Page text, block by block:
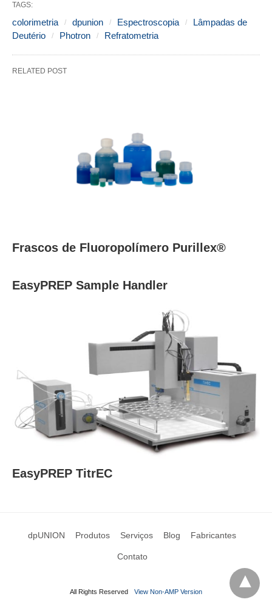
TAGS:
colorimetria dpunion Espectroscopia
Lâmpadas de
Deutério
Photron Refratometria
RELATED POST
Frascos de Fluoropolímero Purillex®
EasyPREP Sample Handler
EasyPREP TitrEC
dpUNION Produtos Serviços Blog Fabricantes
Contato
All Rights Reserved View Non-AMP Version